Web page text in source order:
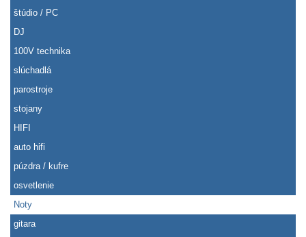
štúdio / PC
DJ
100V technika
slúchadlá
parostroje
stojany
HIFI
auto hifi
púzdra / kufre
osvetlenie
Noty
gitara